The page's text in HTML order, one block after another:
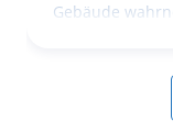
Gebäude